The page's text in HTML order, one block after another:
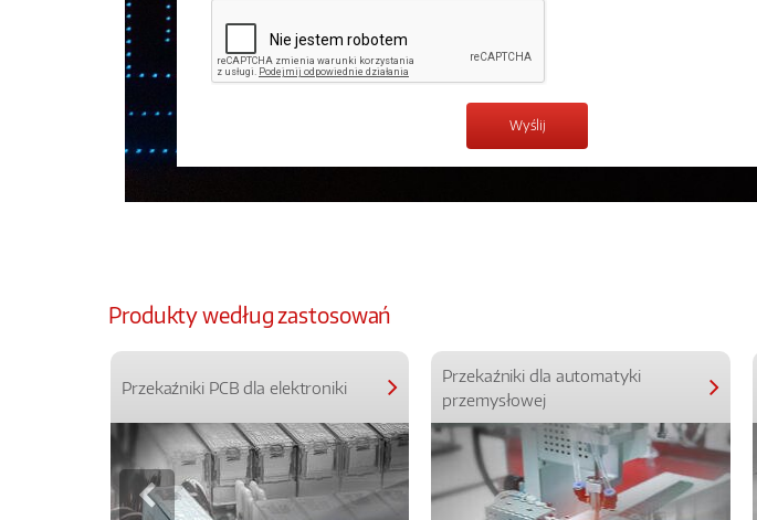
Produkty według zastosowań
Przekaźniki PCB dla elektroniki
Przekaźniki dla automatyki
przemysłowej